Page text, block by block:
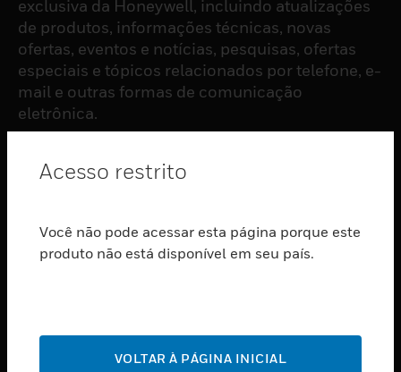
exclusiva da Honeywell, incluindo atualizações
de produtos, informações técnicas, novas
ofertas, eventos e notícias, pesquisas, ofertas
especiais e tópicos relacionados por telefone, e-
mail e outras formas de comunicação
eletrônica.
ASSINAR
PRODUTOS
toggle view
Acesso restrito
Você não pode acessar esta página porque este
produto não está disponível em seu país.
VOLTAR À PÁGINA INICIAL